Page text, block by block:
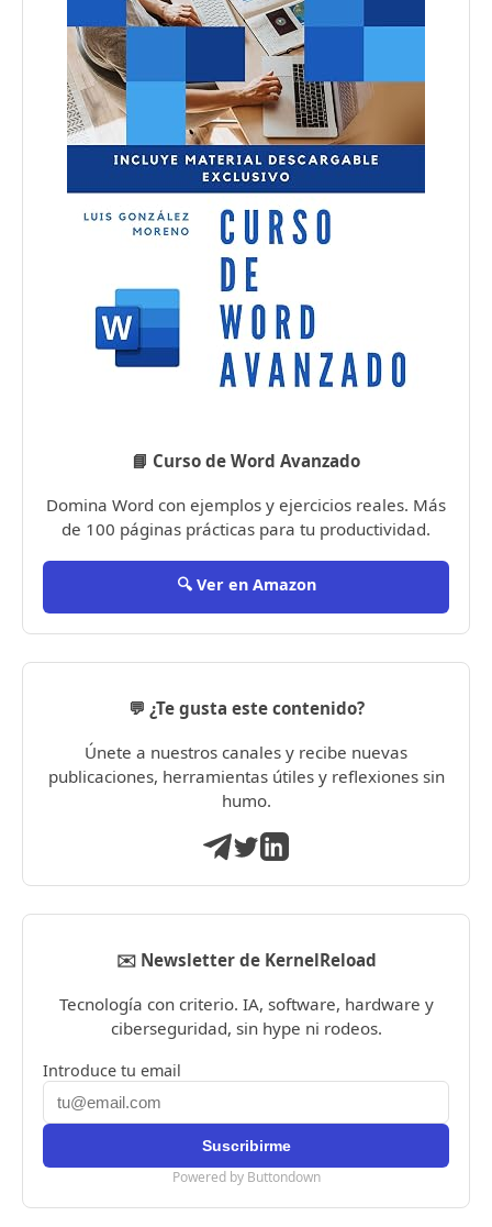
📘 Curso de Word Avanzado
Domina Word con ejemplos y ejercicios reales. Más
de 100 páginas prácticas para tu productividad.
🔍 Ver en Amazon
💬 ¿Te gusta este contenido?
Únete a nuestros canales y recibe nuevas
publicaciones, herramientas útiles y reflexiones sin
humo.
✉️ Newsletter de KernelReload
Tecnología con criterio. IA, software, hardware y
ciberseguridad, sin hype ni rodeos.
Introduce tu email
Powered by Buttondown